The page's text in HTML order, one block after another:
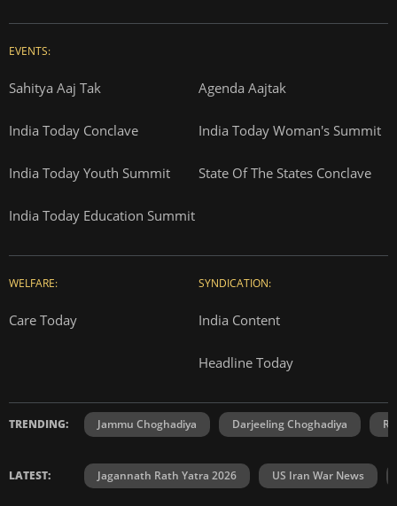
EVENTS:
Sahitya Aaj Tak Agenda Aajtak
India Today Conclave India Today Woman's Summit
India Today Youth Summit State Of The States Conclave
India Today Education Summit
WELFARE:
Care Today
SYNDICATION:
India Content
Headline Today
TRENDING: Jammu Choghadiya Darjeeling Choghadiya
LATEST: Jagannath Rath Yatra 2026 US Iran War News